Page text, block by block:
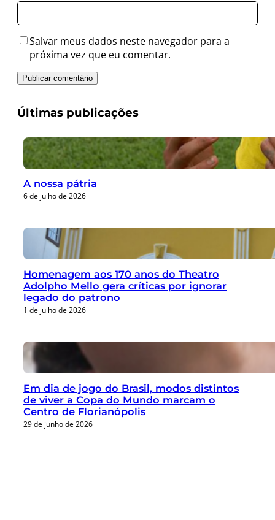
Salvar meus dados neste navegador para a
próxima vez que eu comentar.
Últimas publicações
A nossa pátria
6 de julho de 2026
Homenagem aos 170 anos do Theatro
Adolpho Mello gera críticas por ignorar
legado do patrono
1 de julho de 2026
Em dia de jogo do Brasil, modos distintos
de viver a Copa do Mundo marcam o
Centro de Florianópolis
29 de junho de 2026